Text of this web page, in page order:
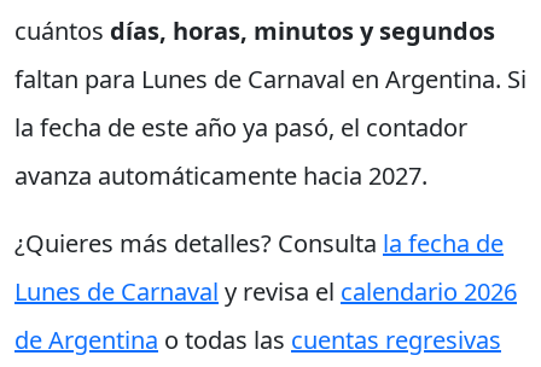
cuántos días, horas, minutos y segundos
faltan para Lunes de Carnaval en Argentina. Si
la fecha de este año ya pasó, el contador
avanza automáticamente hacia 2027.
¿Quieres más detalles? Consulta la fecha de
Lunes de Carnaval y revisa el calendario 2026
de Argentina o todas las cuentas regresivas